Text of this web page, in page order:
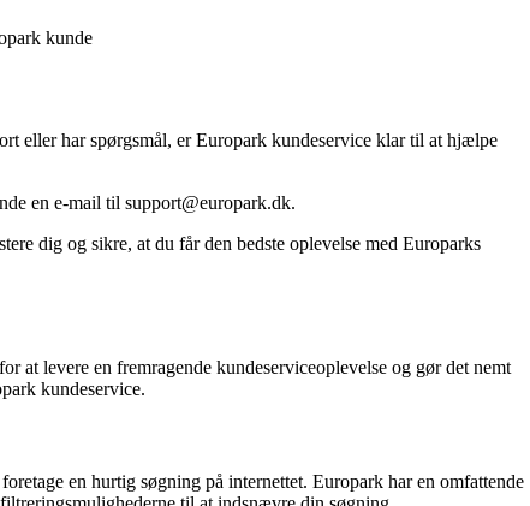
kunde
eller har spørgsmål, er Europark kundeservice klar til at hjælpe
en e-mail til support@europark.dk.
dig og sikre, at du får den bedste oplevelse med Europarks
at levere en fremragende kundeserviceoplevelse og gør det nemt
kundeservice.
en hurtig søgning på internettet. Europark har en omfattende